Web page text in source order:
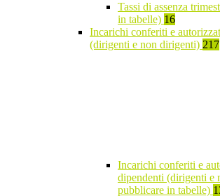
Tassi di assenza
in tabelle) 16
Incarichi conferiti e
(dirigenti e non dirigenti) 217
Incarichi conferiti e
dipendenti (dirigenti e
pubblicare in tabelle)